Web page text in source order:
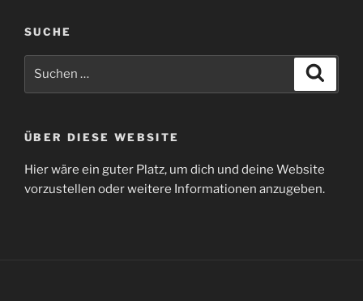
SUCHE
ÜBER DIESE WEBSITE
Hier wäre ein guter Platz, um dich und deine Website
vorzustellen oder weitere Informationen anzugeben.